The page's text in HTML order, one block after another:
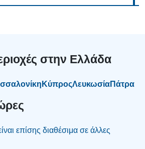
στην Ελλάδα
ΚύπροςΛευκωσίαΠάτρα
επίσης διαθέσιμα σε άλλες